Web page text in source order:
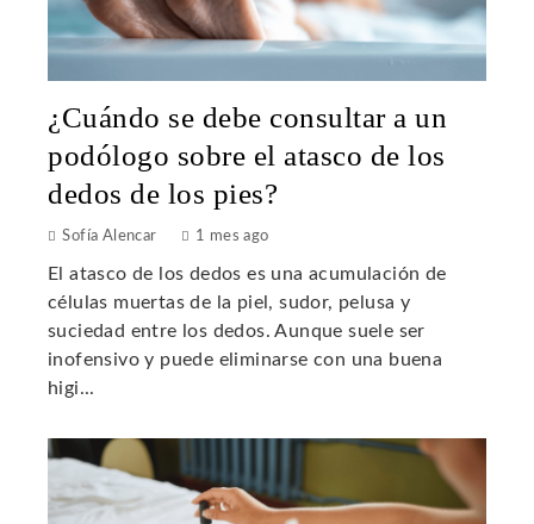
¿Cuándo se debe consultar a un
podólogo sobre el atasco de los
dedos de los pies?
Sofía Alencar 1 mes ago
El atasco de los dedos es una acumulación de
células muertas de la piel, sudor, pelusa y
suciedad entre los dedos. Aunque suele ser
inofensivo y puede eliminarse con una buena
higi...